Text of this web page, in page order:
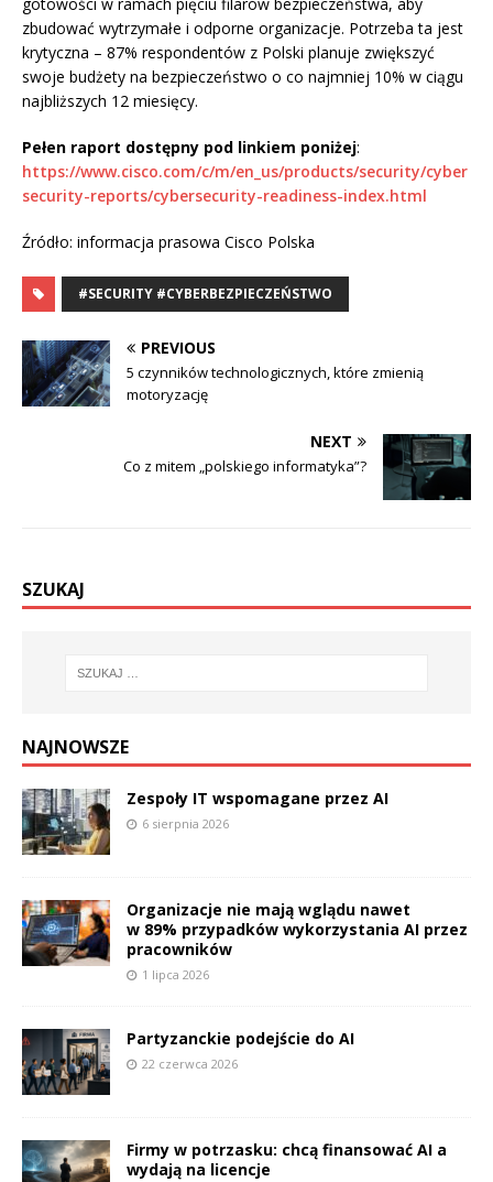
gotowości w ramach pięciu filarów bezpieczeństwa, aby
zbudować wytrzymałe i odporne organizacje. Potrzeba ta jest
krytyczna – 87% respondentów z Polski planuje zwiększyć
swoje budżety na bezpieczeństwo o co najmniej 10% w ciągu
najbliższych 12 miesięcy.
Pełen raport dostępny pod linkiem poniżej:
https://www.cisco.com/c/m/en_us/products/security/cyber
security-reports/cybersecurity-readiness-index.html
Źródło: informacja prasowa Cisco Polska
#SECURITY #CYBERBEZPIECZEŃSTWO
PREVIOUS
5 czynników technologicznych, które zmienią
motoryzację
NEXT
Co z mitem „polskiego informatyka”?
SZUKAJ
NAJNOWSZE
Zespoły IT wspomagane przez AI
6 sierpnia 2026
Organizacje nie mają wglądu nawet
w 89% przypadków wykorzystania AI przez
pracowników
1 lipca 2026
Partyzanckie podejście do AI
22 czerwca 2026
Firmy w potrzasku: chcą finansować AI a
wydają na licencje